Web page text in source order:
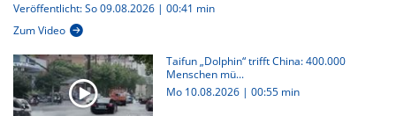
Veröffentlicht: So 09.08.2026 | 00:41 min
Zum Video
Taifun „Dolphin“ trifft China: 400.000
Menschen mü...
Mo 10.08.2026 | 00:55 min